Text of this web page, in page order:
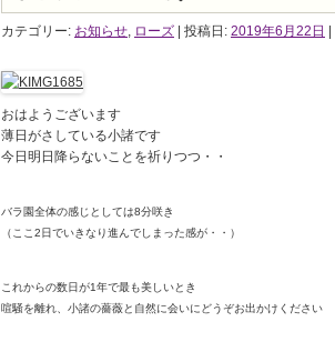
カテゴリー: お知らせ, ローズ | 投稿日: 2019年6月22日
おはようございます
薄日がさしている小諸です
今日明日降らないことを祈りつつ・・
バラ園全体の感じとしては8分咲き
（ここ2日でいきなり進んでしまった感が・・）
これからの数日が1年で最も美しいとき
喧騒を離れ、小諸の薔薇と自然に会いにどうぞお出かけください